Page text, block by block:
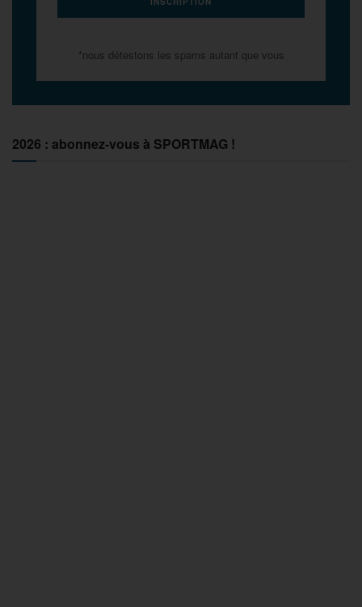
*nous détestons les spams autant que vous
2026 : abonnez-vous à SPORTMAG !